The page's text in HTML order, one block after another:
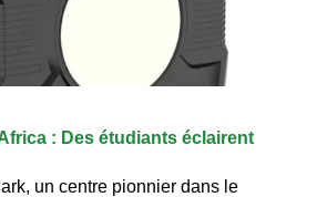
: Des étudiants éclairent
un centre pionnier dans le